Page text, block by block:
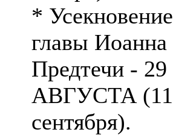
* Усекновение
главы Иоанна
Предтечи - 29
АВГУСТА (11
сентября).